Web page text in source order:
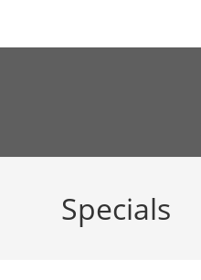
Specials